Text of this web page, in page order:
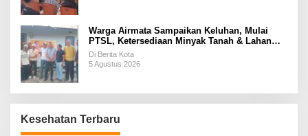
Warga Airmata Sampaikan Keluhan, Mulai
PTSL, Ketersediaan Minyak Tanah & Lahan
Pemakaman
Di Berita Kota
5 Agustus 2026
Kesehatan Terbaru